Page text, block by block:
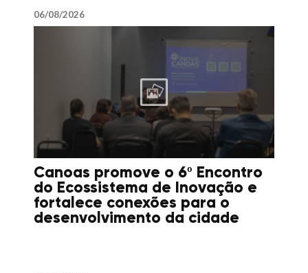
06/08/2026
Canoas promove o 6º Encontro
do Ecossistema de Inovação e
fortalece conexões para o
desenvolvimento da cidade